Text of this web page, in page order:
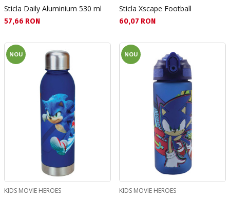
Sticla Daily Aluminium 530 ml
Текуща цена:
57,66 RON
Sticla Xscape Football
Текуща цена:
60,07 RON
NOU
KIDS MOVIE HEROES
NOU
KIDS MOVIE HEROES